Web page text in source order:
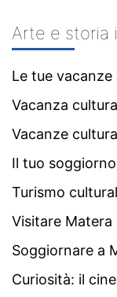
Arte e storia
Le tue vacanze
Vacanza
Vacanze
Il tuo
Turismo
Visitare Matera
Soggiornare a
Curiosità: il